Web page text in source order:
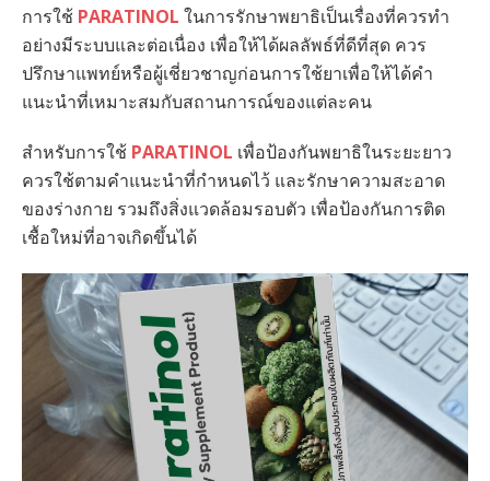
การใช้ PARATINOL ในการรักษาพยาธิเป็นเรื่องที่ควรทำ
อย่างมีระบบและต่อเนื่อง เพื่อให้ได้ผลลัพธ์ที่ดีที่สุด ควร
ปรึกษาแพทย์หรือผู้เชี่ยวชาญก่อนการใช้ยาเพื่อให้ได้คำ
แนะนำที่เหมาะสมกับสถานการณ์ของแต่ละคน
สำหรับการใช้ PARATINOL เพื่อป้องกันพยาธิในระยะยาว
ควรใช้ตามคำแนะนำที่กำหนดไว้ และรักษาความสะอาด
ของร่างกาย รวมถึงสิ่งแวดล้อมรอบตัว เพื่อป้องกันการติด
เชื้อใหม่ที่อาจเกิดขึ้นได้